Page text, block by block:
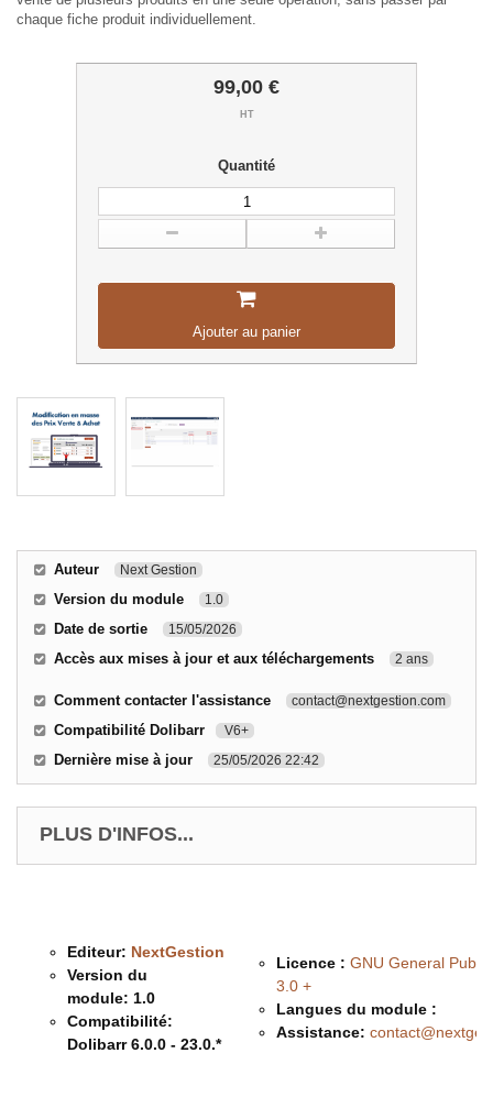
chaque fiche produit individuellement.
99,00 €
HT
Quantité
Ajouter au panier
Auteur Next Gestion
Version du module 1.0
Date de sortie 15/05/2026
Accès aux mises à jour et aux téléchargements 2 ans
Comment contacter l'assistance contact@nextgestion.com
Compatibilité Dolibarr V6+
Dernière mise à jour 25/05/2026 22:42
PLUS D'INFOS...
Editeur: NextGestion
Version du
module: 1.0
Compatibilité:
Dolibarr 6.0.0 - 23.0.*
Licence : GNU General
3.0 +
Langues du module :
Assistance: